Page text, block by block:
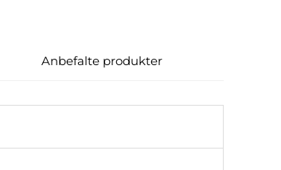
Anbefalte produkter